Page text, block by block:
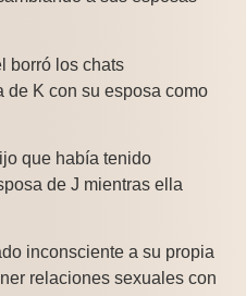
borró los chats
de K con su esposa como
que había tenido
de J mientras ella
inconsciente a su propia
relaciones sexuales con